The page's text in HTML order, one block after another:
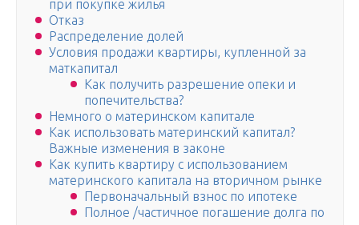
при покупке жилья
Отказ
Распределение долей
Условия продажи квартиры, купленной за
маткапитал
Как получить разрешение опеки и
попечительства?
Немного о материнском капитале
Как использовать материнский капитал?
Важные изменения в законе
Как купить квартиру с использованием
материнского капитала на вторичном рынке
Первоначальный взнос по ипотеке
Полное /частичное погашение долга по